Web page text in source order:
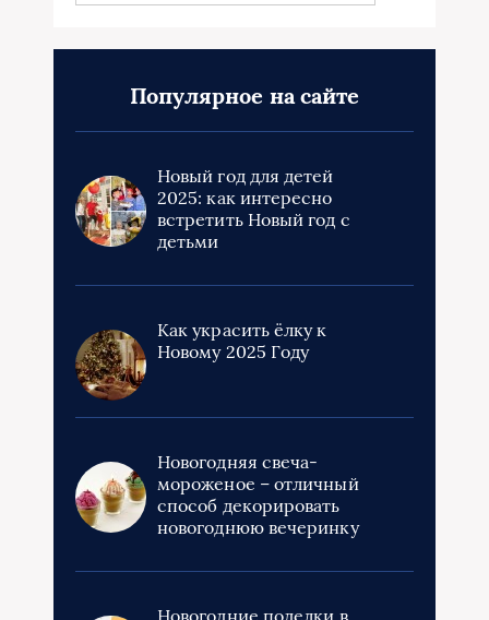
Популярное на сайте
Новый год для детей
2025: как интересно
встретить Новый год с
детьми
Как украсить ёлку к
Новому 2025 Году
Новогодняя свеча-
мороженое – отличный
способ декорировать
новогоднюю вечеринку
Новогодние поделки в